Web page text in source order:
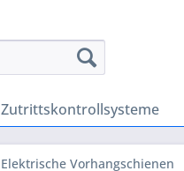
Zutrittskontrollsysteme
Elektrische Vorhangschienen